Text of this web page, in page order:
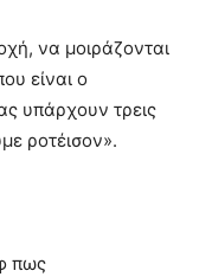
να μοιράζονται
είναι ο
υπάρχουν τρεις
ροτέισον».
πως